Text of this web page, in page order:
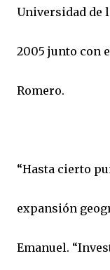
Universidad de
2005 junto con
Romero.
“Hasta cierto
expansión
Emanuel.